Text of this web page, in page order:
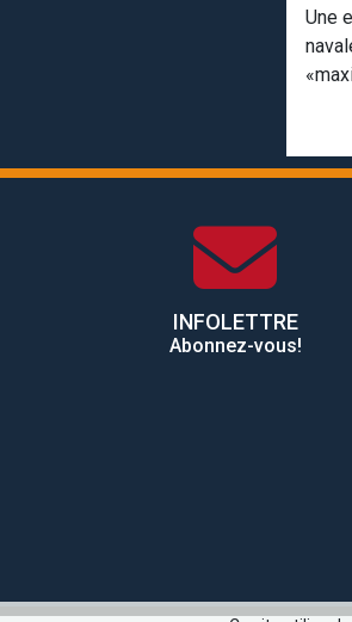
Une
INFOLETTRE
Abonnez-vous!